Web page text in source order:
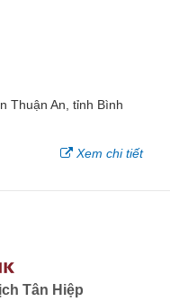
Thuận An, tỉnh Bình
Xem chi tiết
Tân Hiệp